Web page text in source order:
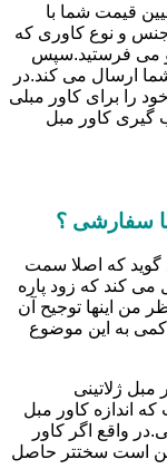
قیمت شما با
و نوع کاوری که
می فرستید.سپس
ارسال می کند.در
را برای کاور مبلی
گیری کاور مبل
یا سفارشی ؟
گوید که اصلا سمت
می کند که زود پاره
من اینها توجیح آن
به این موضوع
ژلاتینی
اندازه کاور مبل
واقع اگر کاور
است سختتر حاصل